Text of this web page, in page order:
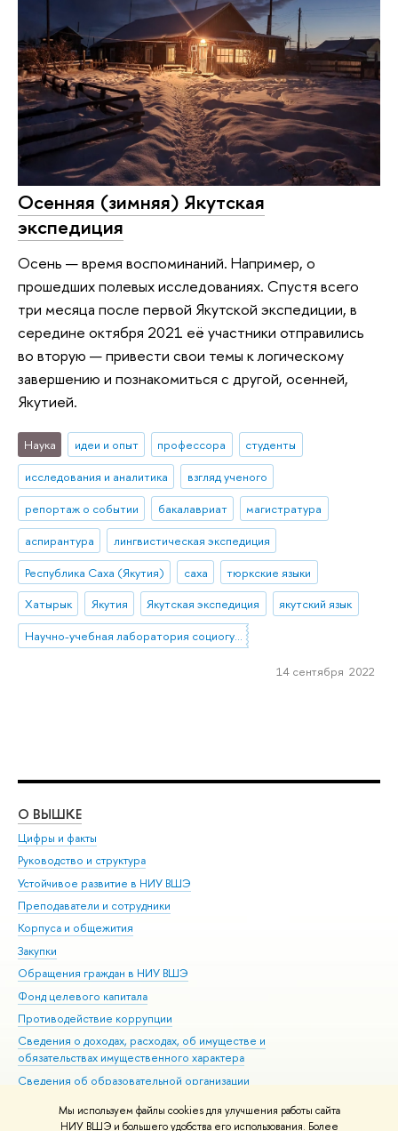
Мы используем файлы cookies для улучшения работы сайта
НИУ ВШЭ и большего удобства его использования. Более
Осенняя (зимняя) Якутская
экспедиция
Осень — время воспоминаний. Например, о
прошедших полевых исследованиях. Спустя всего
три месяца после первой Якутской экспедиции, в
середине октября 2021 её участники отправились
во вторую — привести свои темы к логическому
завершению и познакомиться с другой, осенней,
Якутией.
Наука идеи и опыт профессора
студенты
исследования и аналитика
взгляд ученого
репортаж о событии
бакалавриат
магистратура
аспирантура
лингвистическая экспедиция
Республика Саха (Якутия)
саха
тюркские языки
Хатырык
Якутия Якутская экспедиция
якутский язык
Научно-учебная лаборатория социогуманитарных исследований Севера и Арктики
14 сентября 2022
О ВЫШКЕ
Цифры и факты
Руководство и структура
Устойчивое развитие в НИУ ВШЭ
Преподаватели и сотрудники
Корпуса и общежития
Закупки
Обращения граждан в НИУ ВШЭ
Фонд целевого капитала
Противодействие коррупции
Сведения о доходах, расходах, об имуществе и
обязательствах имущественного характера
Сведения об образовательной организации
Людям с ограниченными возможностями здоровья
Единая платежная страница